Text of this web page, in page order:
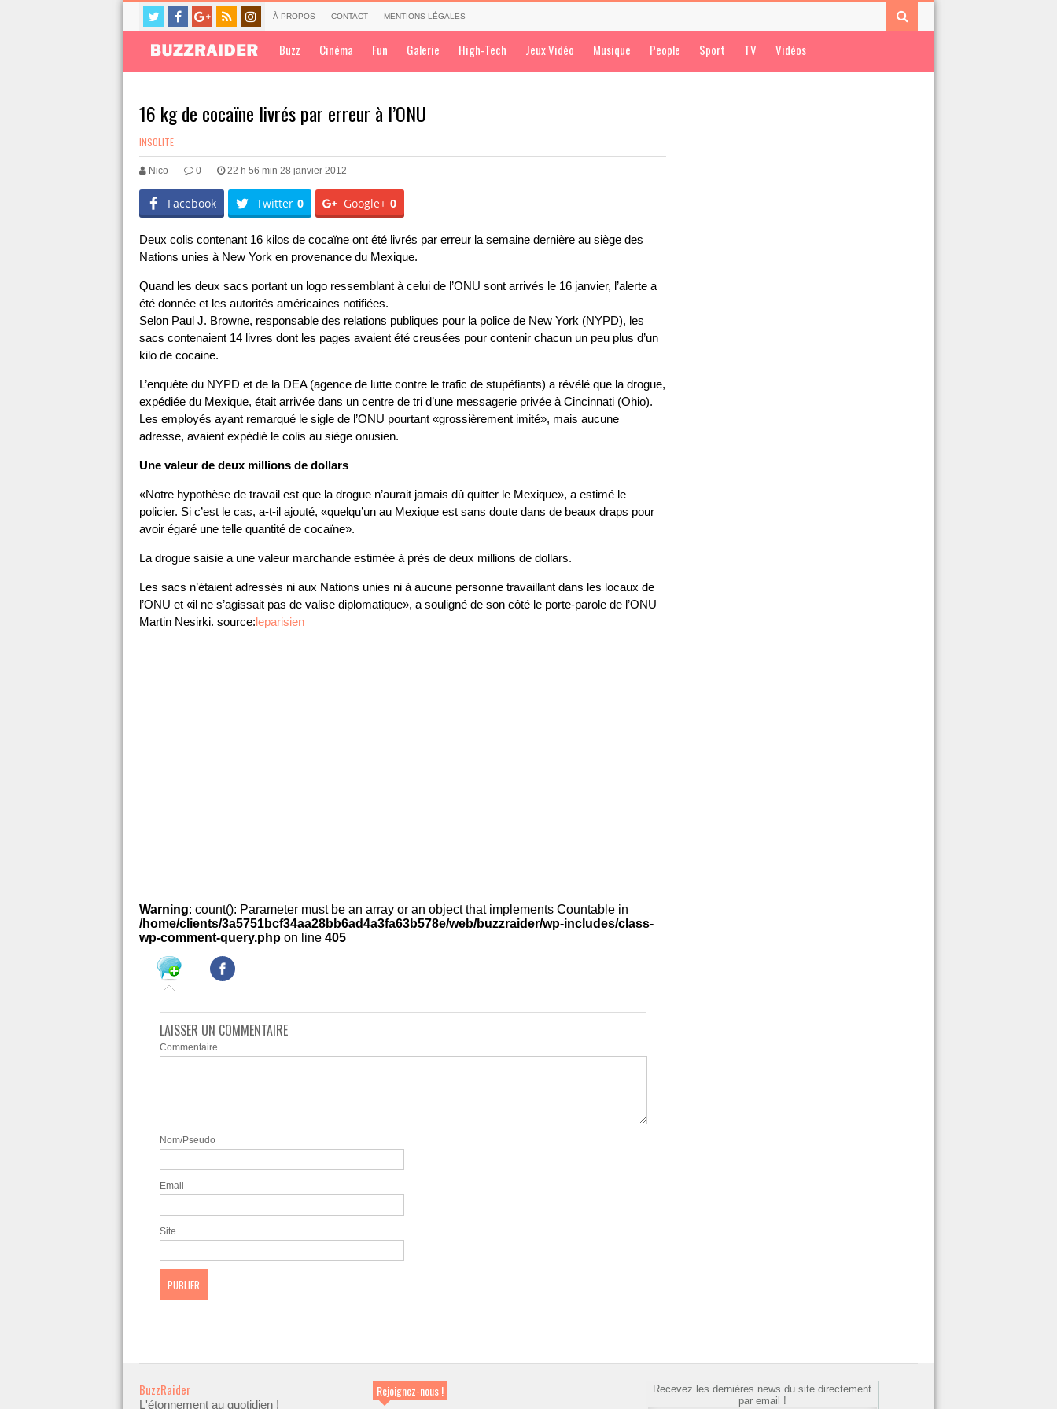
À PROPOS CONTACT MENTIONS LÉGALES
Buzz Cinéma Fun Galerie High-Tech Jeux Vidéo Musique People Sport TV Vidéos
16 kg de cocaïne livrés par erreur à l’ONU
INSOLITE
Nico 0 22 h 56 min 28 janvier 2012
Facebook Twitter 0 Google+ 0
Deux colis contenant 16 kilos de cocaïne ont été livrés par erreur la semaine dernière au siège des
Nations unies à New York en provenance du Mexique.
Quand les deux sacs portant un logo ressemblant à celui de l’ONU sont arrivés le 16 janvier, l’alerte a
été donnée et les autorités américaines notifiées.
Selon Paul J. Browne, responsable des relations publiques pour la police de New York (NYPD), les
sacs contenaient 14 livres dont les pages avaient été creusées pour contenir chacun un peu plus d’un
kilo de cocaine.
L’enquête du NYPD et de la DEA (agence de lutte contre le trafic de stupéfiants) a révélé que la drogue,
expédiée du Mexique, était arrivée dans un centre de tri d’une messagerie privée à Cincinnati (Ohio).
Les employés ayant remarqué le sigle de l’ONU pourtant «grossièrement imité», mais aucune
adresse, avaient expédié le colis au siège onusien.
Une valeur de deux millions de dollars
«Notre hypothèse de travail est que la drogue n’aurait jamais dû quitter le Mexique», a estimé le
policier. Si c’est le cas, a-t-il ajouté, «quelqu’un au Mexique est sans doute dans de beaux draps pour
avoir égaré une telle quantité de cocaïne».
La drogue saisie a une valeur marchande estimée à près de deux millions de dollars.
Les sacs n’étaient adressés ni aux Nations unies ni à aucune personne travaillant dans les locaux de
l’ONU et «il ne s’agissait pas de valise diplomatique», a souligné de son côté le porte-parole de l’ONU
Martin Nesirki. source:leparisien
Warning: count(): Parameter must be an array or an object that implements Countable in
/home/clients/3a5751bcf34aa28bb6ad4a3fa63b578e/web/buzzraider/wp-includes/class-
wp-comment-query.php on line 405
LAISSER UN COMMENTAIRE
Commentaire
Nom/Pseudo
Email
Site
BuzzRaider
L'étonnement au quotidien !
Rejoignez-nous !
Recevez les dernières news du site directement
par email !